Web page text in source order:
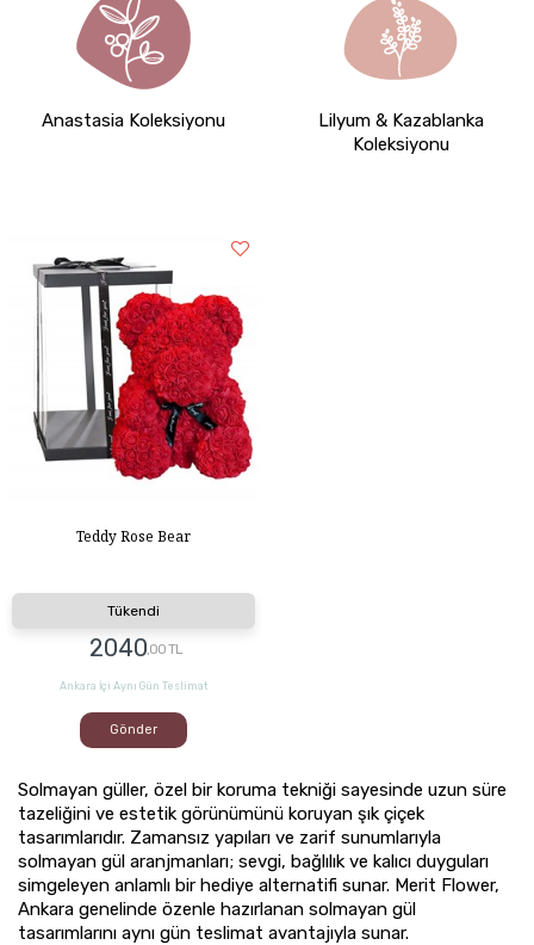
Anastasia Koleksiyonu
Lilyum & Kazablanka
Koleksiyonu
Teddy Rose Bear
Tükendi
2040,00 TL
Ankara İçi Aynı Gün Teslimat
Gönder
Solmayan güller, özel bir koruma tekniği sayesinde uzun süre
tazeliğini ve estetik görünümünü koruyan şık çiçek
tasarımlarıdır. Zamansız yapıları ve zarif sunumlarıyla
solmayan gül aranjmanları; sevgi, bağlılık ve kalıcı duyguları
simgeleyen anlamlı bir hediye alternatifi sunar. Merit Flower,
Ankara genelinde özenle hazırlanan solmayan gül
tasarımlarını aynı gün teslimat avantajıyla sunar.